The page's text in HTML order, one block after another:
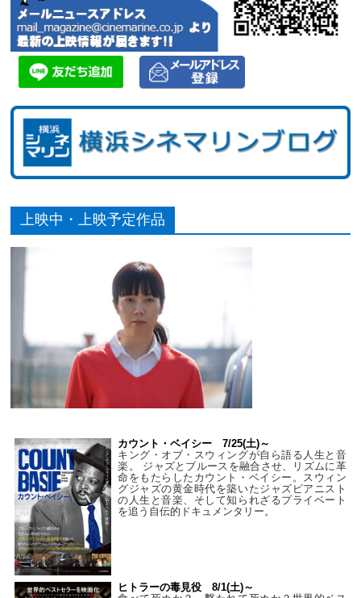
上映中・上映予定作品
カウント・ベイシー 7/25(土)～
キング・オブ・スウィングが自ら語る人生と音
楽。 ジャズとブルースを融合させ、リズムに革
命をもたらしたカウント・ベイシー。スウィン
グジャズの黄金時代を築いたジャズピアニスト
の人生と音楽、そして知られざるプライベート
を追う自伝的ドキュメンタリー。
ヒトラーの毒見役 8/1(土)～